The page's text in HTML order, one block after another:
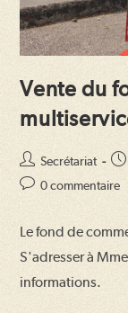
Vente du
Auteur/autrice
de
Secrétariat
Commentaires
publication :
0 commentaire
Le fond de
S'adresser à
informations.